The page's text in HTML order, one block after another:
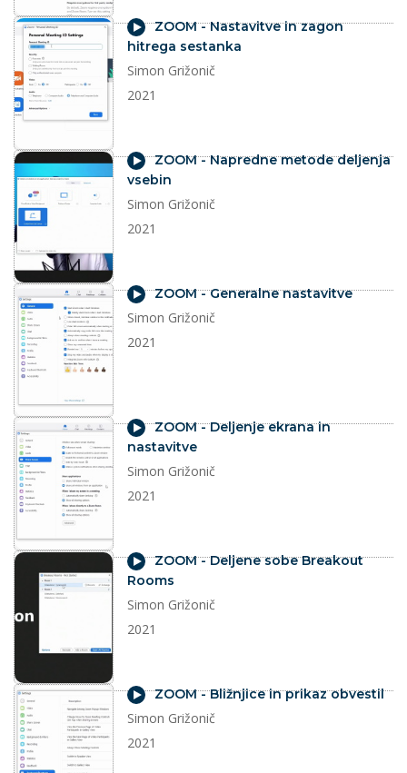
videoZOOM - Nastavitve in zagon
hitrega sestanka
Simon Grižonič
2021
videoZOOM - Napredne metode deljenja
vsebin
Simon Grižonič
2021
videoZOOM - Generalne nastavitve
Simon Grižonič
2021
videoZOOM - Deljenje ekrana in
nastavitve
Simon Grižonič
2021
videoZOOM - Deljene sobe Breakout
Rooms
Simon Grižonič
2021
videoZOOM - Bližnjice in prikaz obvestil
Simon Grižonič
2021